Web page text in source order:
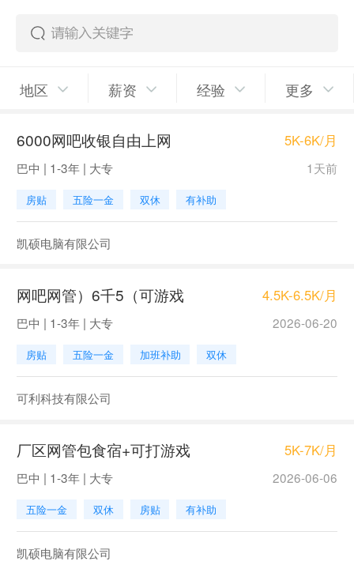
地区 薪资 经验 更多
6000网吧收银自由上网 5K-6K/月
巴中 | 1-3年 | 大专 1天前
房贴 五险一金 双休 有补助
凯硕电脑有限公司
网吧网管）6千5（可游戏 4.5K-6.5K/月
巴中 | 1-3年 | 大专 2026-06-20
房贴 五险一金 加班补助 双休
可利科技有限公司
厂区网管包食宿+可打游戏 5K-7K/月
巴中 | 1-3年 | 大专 2026-06-06
五险一金 双休 房贴 有补助
凯硕电脑有限公司